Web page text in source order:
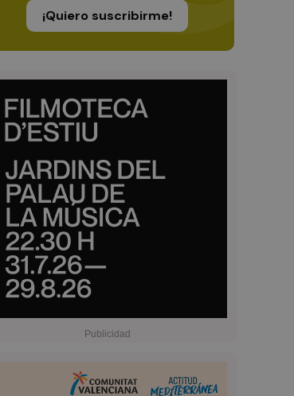
¡Quiero suscribirme!